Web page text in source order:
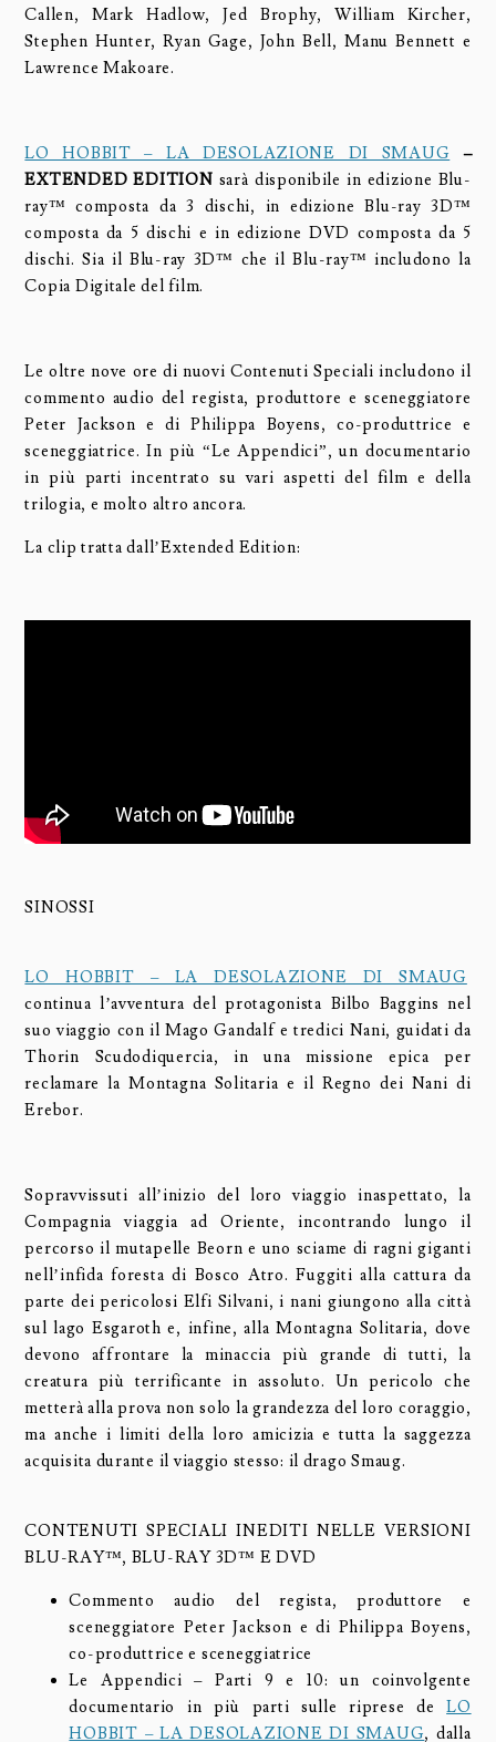
Callen, Mark Hadlow, Jed Brophy, William Kircher,
Stephen Hunter, Ryan Gage, John Bell, Manu Bennett e
Lawrence Makoare.
LO HOBBIT – LA DESOLAZIONE DI SMAUG –
EXTENDED EDITION sarà disponibile in edizione Blu-
ray™ composta da 3 dischi, in edizione Blu-ray 3D™
composta da 5 dischi e in edizione DVD composta da 5
dischi. Sia il Blu-ray 3D™ che il Blu-ray™ includono la
Copia Digitale del film.
Le oltre nove ore di nuovi Contenuti Speciali includono il
commento audio del regista, produttore e sceneggiatore
Peter Jackson e di Philippa Boyens, co-produttrice e
sceneggiatrice. In più “Le Appendici”, un documentario
in più parti incentrato su vari aspetti del film e della
trilogia, e molto altro ancora.
La clip tratta dall’Extended Edition:
SINOSSI
LO HOBBIT – LA DESOLAZIONE DI SMAUG
continua l’avventura del protagonista Bilbo Baggins nel
suo viaggio con il Mago Gandalf e tredici Nani, guidati da
Thorin Scudodiquercia, in una missione epica per
reclamare la Montagna Solitaria e il Regno dei Nani di
Erebor.
Sopravvissuti all’inizio del loro viaggio inaspettato, la
Compagnia viaggia ad Oriente, incontrando lungo il
percorso il mutapelle Beorn e uno sciame di ragni giganti
nell’infida foresta di Bosco Atro. Fuggiti alla cattura da
parte dei pericolosi Elfi Silvani, i nani giungono alla città
sul lago Esgaroth e, infine, alla Montagna Solitaria, dove
devono affrontare la minaccia più grande di tutti, la
creatura più terrificante in assoluto. Un pericolo che
metterà alla prova non solo la grandezza del loro coraggio,
ma anche i limiti della loro amicizia e tutta la saggezza
acquisita durante il viaggio stesso: il drago Smaug.
CONTENUTI SPECIALI INEDITI NELLE VERSIONI
BLU-RAY™, BLU-RAY 3D™ E DVD
Commento audio del regista, produttore e
sceneggiatore Peter Jackson e di Philippa Boyens,
co-produttrice e sceneggiatrice
Le Appendici – Parti 9 e 10: un coinvolgente
documentario in più parti sulle riprese deLO
HOBBIT – LA DESOLAZIONE DI SMAUG, dalla